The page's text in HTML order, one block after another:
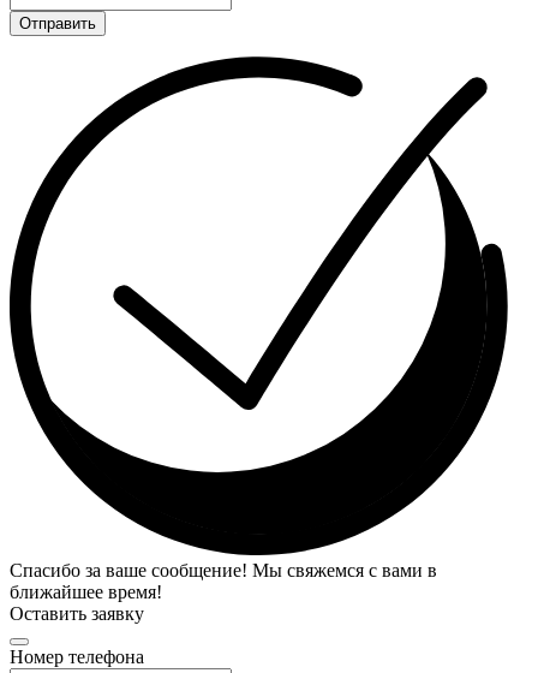
Отправить
Спасибо за ваше сообщение! Мы свяжемся с вами в
ближайшее время!
Оставить заявку
Номер телефона